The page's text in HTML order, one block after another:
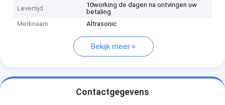
Levertijd
10working de dagen na ontvingen uw
betaling
Merknaam
Altrasonic
Bekijk meer
Contactgegevens